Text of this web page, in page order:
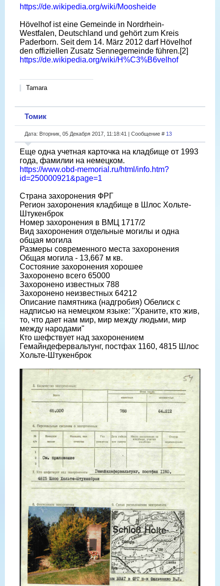
https://de.wikipedia.org/wiki/Moosheide
Hövelhof ist eine Gemeinde in Nordrhein-
Westfalen, Deutschland und gehört zum Kreis
Paderborn. Seit dem 14. März 2012 darf Hövelhof
den offiziellen Zusatz Sennegemeinde führen.[2]
https://de.wikipedia.org/wiki/H%C3%B6velhof
Tamara
Томик
Дата: Вторник, 05 Декабря 2017, 11:18:41 | Сообщение # 13
Еще одна учетная карточка на кладбище от 1993
года, фамилии на немецком.
https://www.obd-memorial.ru/html/info.htm?
id=250000921&page=1
Страна захоронения ФРГ
Регион захоронения кладбище в Шлос Хольте-
Штукенброк
Номер захоронения в ВМЦ 1717/2
Вид захоронения отдельные могилы и одна
общая могила
Размеры современного места захоронения
Общая могила - 13,667 м кв.
Состояние захоронения хорошее
Захоронено всего 65000
Захоронено известных 788
Захоронено неизвестных 64212
Описание памятника (надгробия) Обелиск с
надписью на немецком языке: "Храните, кто жив,
то, что дает нам мир, мир между людьми, мир
между народами"
Кто шефствует над захоронением
Гемайндефервальтунг, постфах 1160, 4815 Шлос
Хольте-Штукенброк